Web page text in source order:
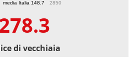
media Italia 148.7 2850
di vecchiaia